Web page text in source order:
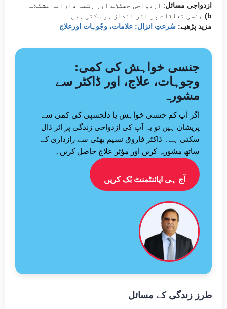
ازدواجی مسائل: ازدواجی جھگڑے اور رشتہ دارانہ مشکلات
(b
مزید پڑھیے: سُرعتِ انزال: علامات، وجُوہات اورعلاج
جنسی خواہش کی کمی:
وجوہات، علاج، اور ڈاکٹر سے
مشورہ
اگر آپ کم جنسی خواہش یا دلچسپی کی کمی سے
پریشان ہیں تو یہ آپ کی ازدواجی زندگی پر اثر ڈال
سکتی ہے۔ ڈاکٹر فاروق نسیم بھٹی سے رازداری کے
ساتھ مشورہ کریں اور مؤثر علاج حاصل کریں۔
آج ہی اپائنٹمنٹ بُک کریں
طرز زندگی کے مسائل